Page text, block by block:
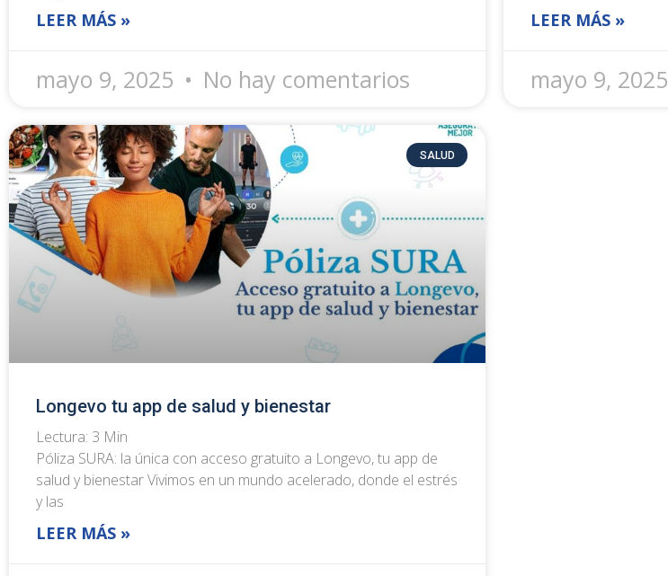
LEER MÁS »
mayo 9, 2025 No hay comentarios
LEER MÁS »
mayo 9, 2025
SALUD
Longevo tu app de salud y bienestar
Lectura: 3 Min
Póliza SURA: la única con acceso gratuito a Longevo, tu app de
salud y bienestar Vivimos en un mundo acelerado, donde el estrés
y las
LEER MÁS »